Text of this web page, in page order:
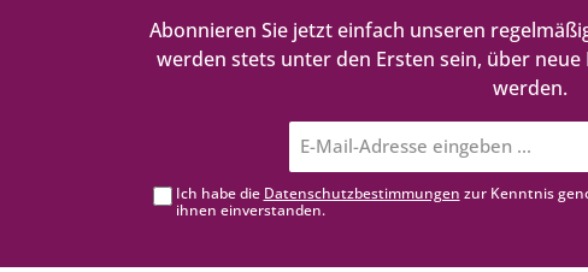
Abonnieren Sie jetzt einfach unseren
werden stets unter den Ersten sein, über
werden.
Mail-
Adresse*
Ich habe die Datenschutzbestimmungen zur Kenntnis
ihnen einverstanden.